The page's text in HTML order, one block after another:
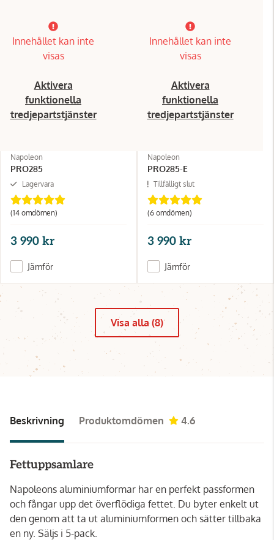
Innehållet kan inte
visas
Aktivera
funktionella
tredjepartstjänster
Napoleon
PRO285
Lagervara
(14 omdömen)
3 990 kr
Jämför
Innehållet kan inte
visas
Aktivera
funktionella
tredjepartstjänster
Napoleon
PRO285-E
Tillfälligt slut
(6 omdömen)
3 990 kr
Jämför
Visa alla (8)
Beskrivning Produktomdömen 4.6
Fettuppsamlare
Napoleons aluminiumformar har en perfekt passformen
och fångar upp det överflödiga fettet. Du byter enkelt ut
den genom att ta ut aluminiumformen och sätter tillbaka
en ny. Säljs i 5-pack.